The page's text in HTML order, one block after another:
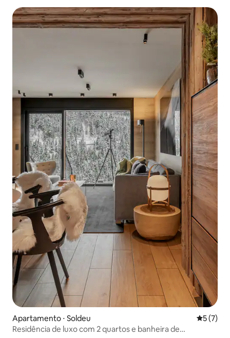
Apartamento ⋅ Soldeu 5 de
5 (7)
Residência de luxo com 2 quartos e banheira de